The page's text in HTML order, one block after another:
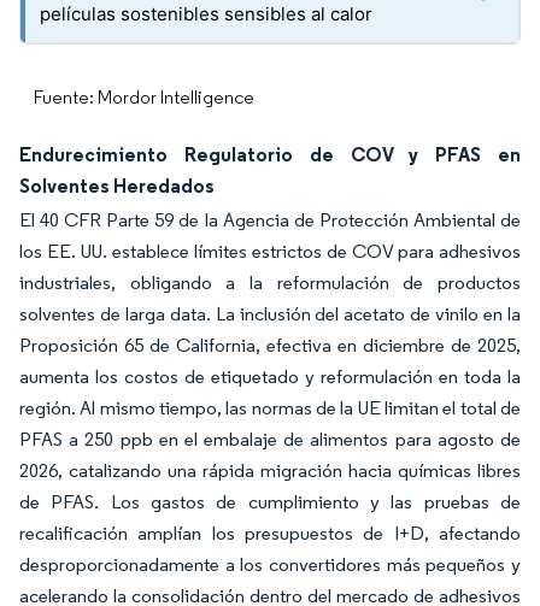
películas sostenibles sensibles al calor
Fuente: Mordor Intelligence
Endurecimiento Regulatorio de COV y PFAS en
Solventes Heredados
El 40 CFR Parte 59 de la Agencia de Protección Ambiental de
los EE. UU. establece límites estrictos de COV para adhesivos
industriales, obligando a la reformulación de productos
solventes de larga data. La inclusión del acetato de vinilo en la
Proposición 65 de California, efectiva en diciembre de 2025,
aumenta los costos de etiquetado y reformulación en toda la
región. Al mismo tiempo, las normas de la UE limitan el total de
PFAS a 250 ppb en el embalaje de alimentos para agosto de
2026, catalizando una rápida migración hacia químicas libres
de PFAS. Los gastos de cumplimiento y las pruebas de
recalificación amplían los presupuestos de I+D, afectando
desproporcionadamente a los convertidores más pequeños y
acelerando la consolidación dentro del mercado de adhesivos